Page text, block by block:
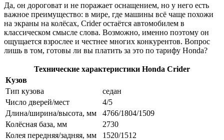
Да, он дороговат и не поражает оснащением, но у него есть
важное преимущество: в мире, где машины всё чаще похожи
на экраны на колёсах, Crider остаётся автомобилем в
классическом смысле слова. Возможно, именно поэтому он
ощущается взрослее и честнее многих конкурентов. Вопрос
лишь в том, готовы ли вы платить за это по тарифу Honda?
Технические характеристики Honda Crider
Кузов
Тип кузова
седан
Число дверей/мест
4/5
Длина/ширина/высота, мм
4766/1804/1509
Колёсная база, мм
2730
Колея передняя/задняя, мм
1520/1512